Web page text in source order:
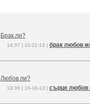
Брак ли?
14:37 | 10-21-13 | брак любов
Любов ли?
19:36 | 10-16-13 | сърце любов